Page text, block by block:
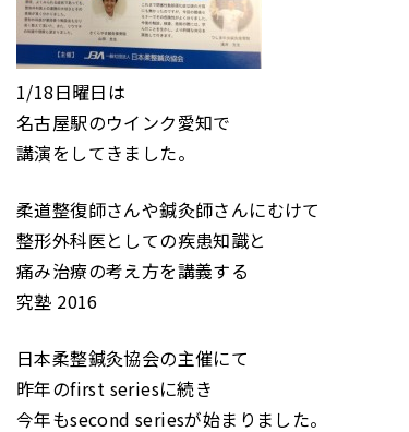
1/18日曜日は
名古屋駅のウインク愛知で
講演をしてきました。
柔道整復師さんや鍼灸師さんにむけて
整形外科医としての疾患知識と
痛み治療の考え方を講義する
究塾 2016
日本柔整鍼灸協会の主催にて
昨年のfirst seriesに続き
今年もsecond seriesが始まりました。